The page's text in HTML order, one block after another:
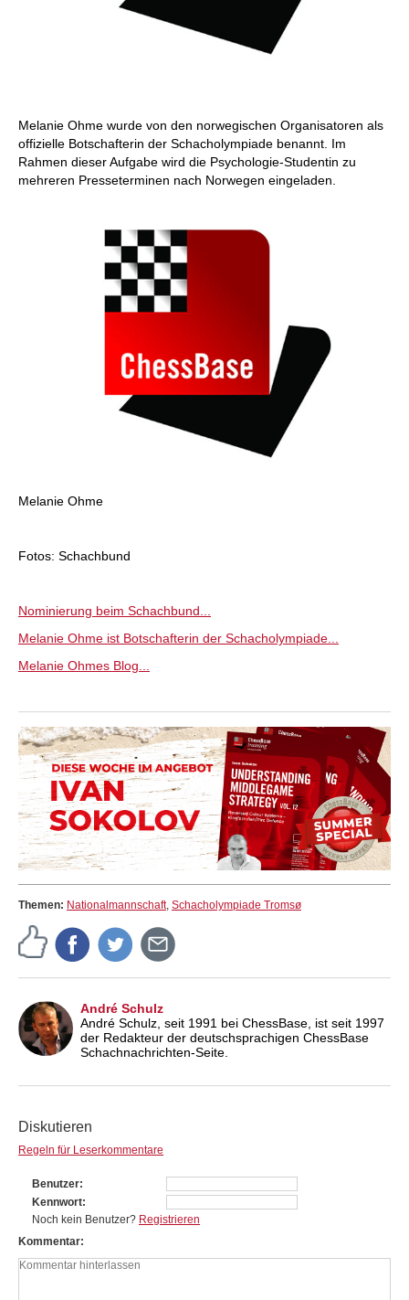
Melanie Ohme wurde von den norwegischen Organisatoren als
offizielle Botschafterin der Schacholympiade benannt. Im
Rahmen dieser Aufgabe wird die Psychologie-Studentin zu
mehreren Presseterminen nach Norwegen eingeladen.
Melanie Ohme
Fotos: Schachbund
Nominierung beim Schachbund...
Melanie Ohme ist Botschafterin der Schacholympiade...
Melanie Ohmes Blog...
Themen: Nationalmannschaft, Schacholympiade Tromsø
André Schulz
André Schulz, seit 1991 bei ChessBase, ist seit 1997
der Redakteur der deutschsprachigen ChessBase
Schachnachrichten-Seite.
Diskutieren
Regeln für Leserkommentare
Benutzer
Kennwort
Noch kein Benutzer? Registrieren
Kommentar